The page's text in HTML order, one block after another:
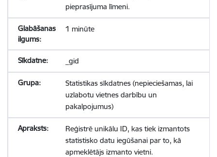
pieprasījuma līmeni.
1 minūte
_gid
Statistikas sīkdatnes (nepieciešamas, lai
uzlabotu vietnes darbību un
pakalpojumus)
Reģistrē unikālu ID, kas tiek izmantots
statistisko datu iegūšanai par to, kā
apmeklētājs izmanto vietni.